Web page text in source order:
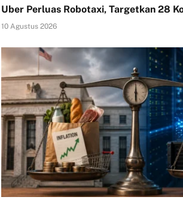
Uber Perluas Robotaxi, Targetkan 28
10 Agustus 2026